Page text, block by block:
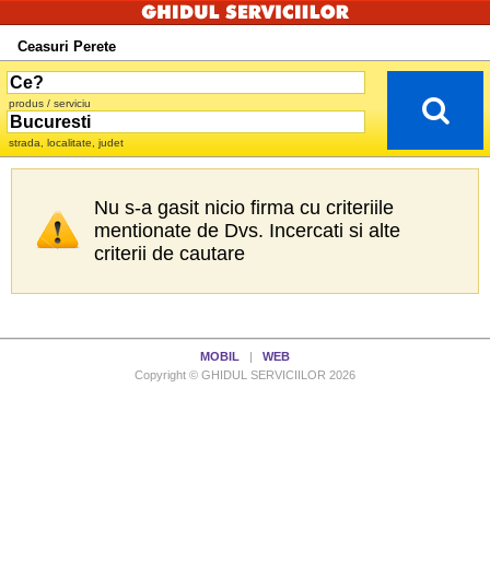
Ceasuri Perete
produs / serviciu
strada, localitate, judet
Nu s-a gasit nicio firma cu criteriile
mentionate de Dvs. Incercati si alte
criterii de cautare
MOBIL
WEB
Copyright © GHIDUL SERVICIILOR 2026